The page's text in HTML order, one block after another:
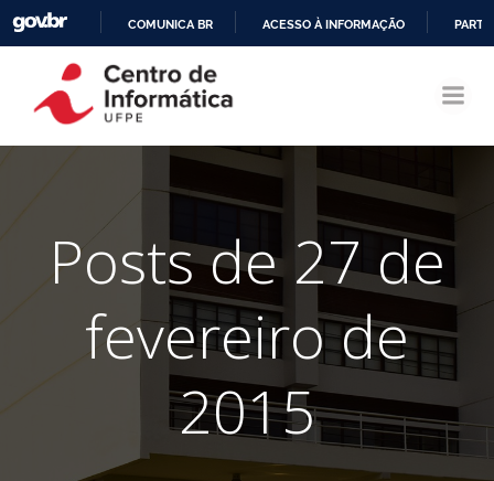
CONTEÚDO
COMUNICA BR ACESSO À INFORMAÇÃO
Posts de 27 de
fevereiro de
2015